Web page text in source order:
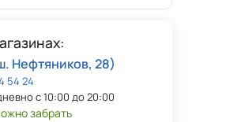
Нефтяников, 28)
54 24
с 10:00 до 20:00
забрать